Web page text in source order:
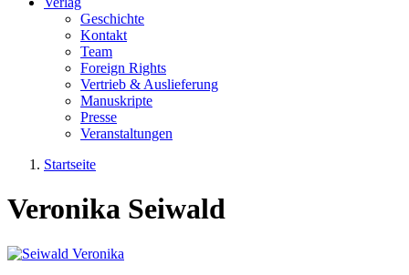
Geschichte
Kontakt
Team
Foreign Rights
Vertrieb & Auslieferung
Manuskripte
Presse
Veranstaltungen
Startseite
Veronika Seiwald